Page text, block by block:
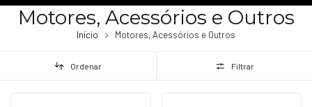
Motores, Acessórios e Outros
Início Motores, Acessórios e Outros
Ordenar Filtrar